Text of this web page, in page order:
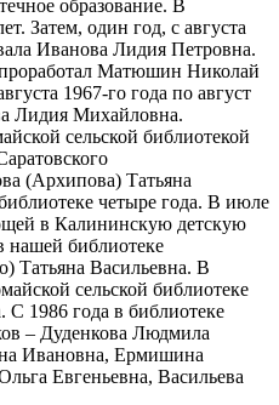
образование. В
Затем, один год, с августа
Иванова Лидия Петровна.
Матюшин Николай
1967-го года по август
Лидия Михайловна.
сельской библиотекой
(Архипова) Татьяна
четыре года. В июле
в Калининскую детскую
нашей библиотеке
Татьяна Васильевна. В
сельской библиотеке
С 1986 года в библиотеке
– Дуденкова Людмила
Ивановна, Ермишина
Евгеньевна, Васильева